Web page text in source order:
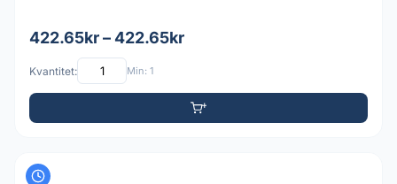
422.65kr – 422.65kr
Kvantitet: Min: 1